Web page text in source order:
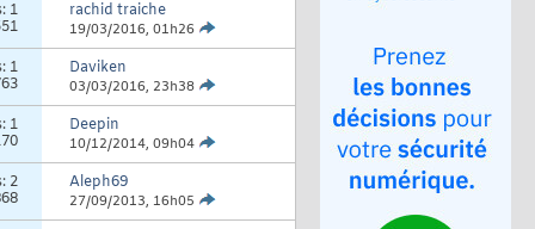
1
rachid traiche
19/03/2016, 01h26
1
Daviken
03/03/2016, 23h38
1
Deepin
10/12/2014, 09h04
2
Aleph69
27/09/2013, 16h05